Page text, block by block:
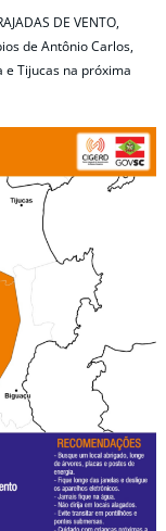
DE VENTO,
de Antônio Carlos,
e Tijucas na próxima